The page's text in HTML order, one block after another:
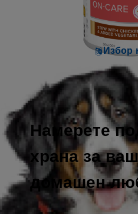
Избор
Намерете
храна за
домашен